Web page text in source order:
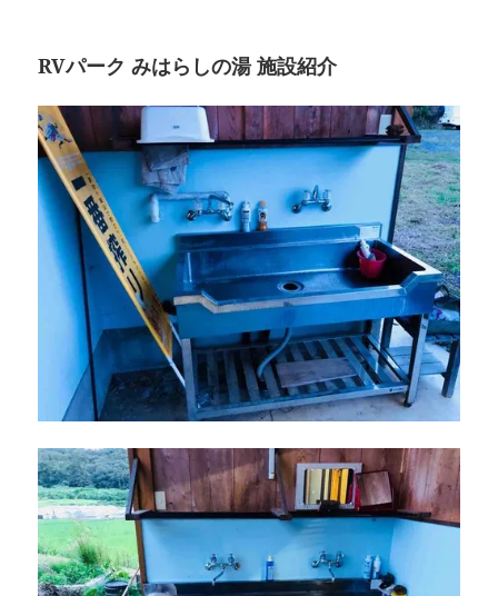
RVパーク みはらしの湯 施設紹介